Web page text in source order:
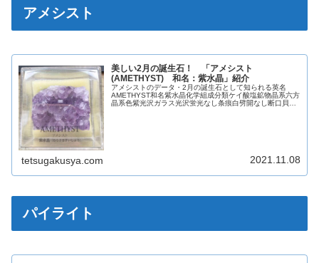
アメシスト
美しい2月の誕生石！ 「アメシスト
(AMETHYST) 和名：紫水晶」紹介
アメシストのデータ・2月の誕生石として知られる英名
AMETHYST和名紫水晶化学組成分類ケイ酸塩鉱物晶系六方
晶系色紫光沢ガラス光沢蛍光なし条痕白劈開なし断口貝殻
tetsugakusya.com 2021.11.08
パイライト